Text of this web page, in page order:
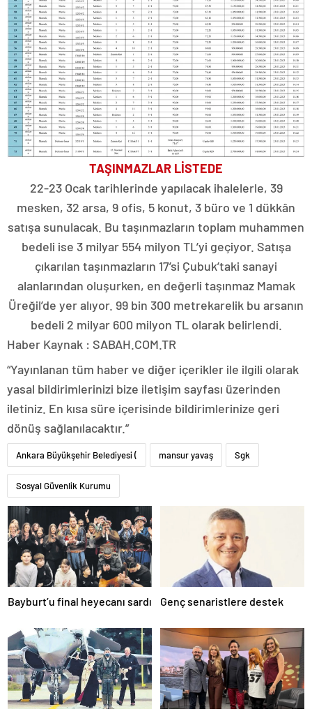
TAŞINMAZLAR LİSTEDE
22-23 Ocak tarihlerinde yapılacak ihalelerle, 39
mesken, 32 arsa, 9 ofis, 5 konut, 3 büro ve 1 dükkân
satışa sunulacak. Bu taşınmazların toplam muhammen
bedeli ise 3 milyar 554 milyon TL’yi geçiyor. Satışa
çıkarılan taşınmazların 17’si Çubuk’taki sanayi
alanlarından oluşurken, en değerli taşınmaz Mamak
Üreğil’de yer alıyor. 99 bin 300 metrekarelik bu arsanın
bedeli 2 milyar 600 milyon TL olarak belirlendi.
Haber Kaynak : SABAH.COM.TR
“Yayınlanan tüm haber ve diğer içerikler ile ilgili olarak
yasal bildirimlerinizi bize iletişim sayfası üzerinden
iletiniz. En kısa süre içerisinde bildirimlerinize geri
dönüş sağlanılacaktır.”
Ankara Büyükşehir Belediyesi ( mansur yavaş Sgk
Sosyal Güvenlik Kurumu
Bayburt’u final heyecanı sardı Genç senaristlere destek